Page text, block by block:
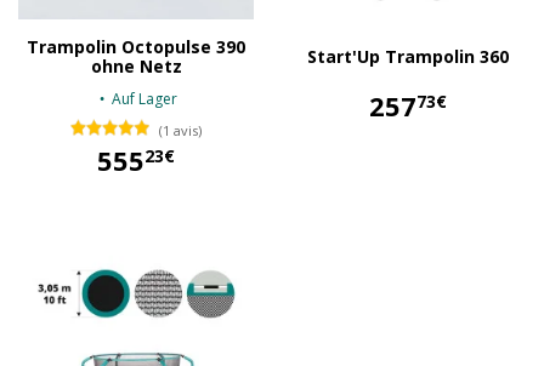
Trampolin Octopulse 390
ohne Netz
Auf Lager
(1 avis)
55523€
Start'Up Trampolin 360
25773€